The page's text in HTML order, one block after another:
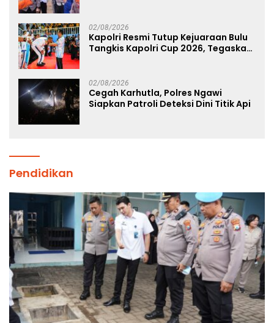
02/08/2026
Kapolri Resmi Tutup Kejuaraan Bulu
Tangkis Kapolri Cup 2026, Tegaskan
02/08/2026
Cegah Karhutla, Polres Ngawi
Siapkan Patroli Deteksi Dini Titik Api
Pendidikan